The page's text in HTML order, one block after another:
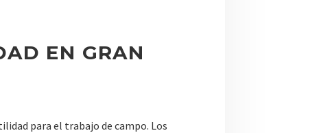
EN GRAN
para el trabajo de campo. Los